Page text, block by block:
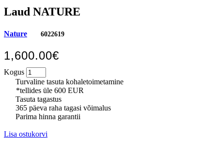
Laud NATURE
Nature 6022619
1,600.00€
Kogus
Turvaline tasuta kohaletoimetamine
*tellides üle 600 EUR
Tasuta tagastus
365 päeva raha tagasi võimalus
Parima hinna garantii
Lisa ostukorvi